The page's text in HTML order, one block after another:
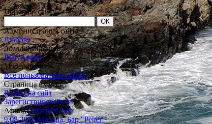
Поиск по сайту
Администрация сайта
Любовь
Администратор
IRINAnikol
Модератор
Все пользователи: 31101
Страница входа
Войти на сайт
Зарегистрироваться
АфишаСмотреть все
9.08.2026 Москва, Бар "Petter"